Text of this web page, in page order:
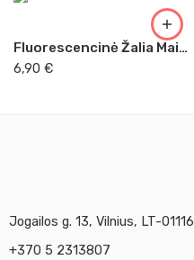
Fluorescencinė Žalia Maimeri Acrilico, 200 ml (326)
6,90 €
Jogailos g. 13, Vilnius, LT-01116
+370 5 2313807